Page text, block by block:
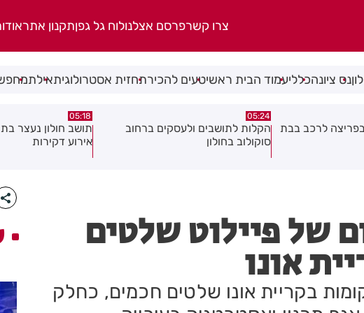
צרו קשרפרסם אצלנולוח גל גפןתקנון אתר
נס ציונהכלליעמוד הבית ראשיטעים להכירתחזית אסטרולוגיתאילת
ברחוב
05:18
תושב חולון נעצר בתום מרדף בעקבות
אירוע דקירות
08.08.26
תושב חולון נעצר
וגרימת נזק במספר
של פיילוט שלטים
אונו
בקריית אונו שלטים חכמים, כחלק